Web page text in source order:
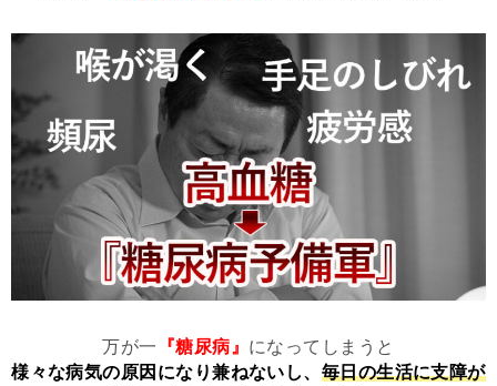
万が一 『糖尿病』 になってしまうと
様々な病気の原因になり兼ねないし、 毎日の生活に支障が